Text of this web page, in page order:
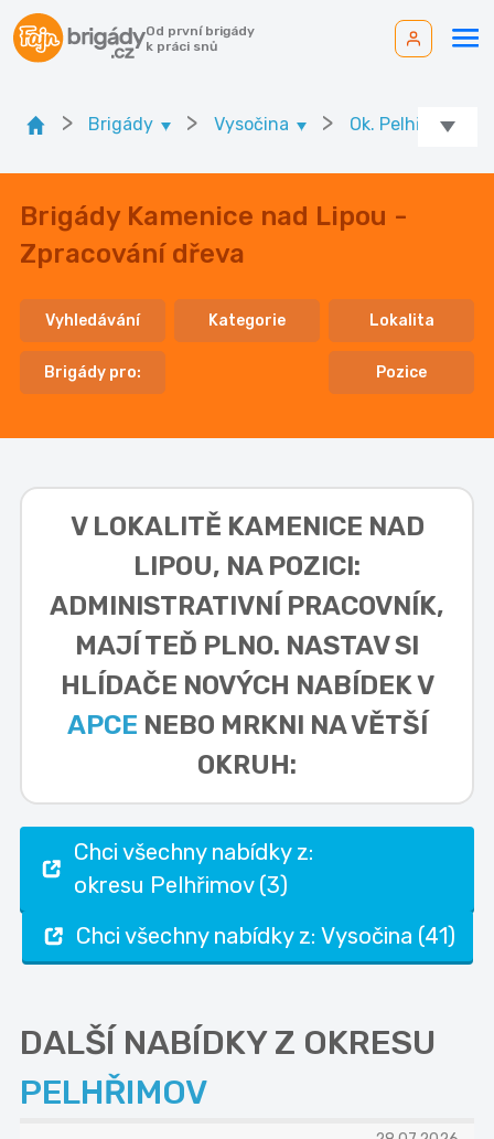
Od první brigády
k práci snů
> Brigády > Vysočina > Ok. Pelhřimov
Brigády Kamenice nad Lipou -
Zpracování dřeva
Vyhledávání Kategorie Lokalita
Brigády pro: Pozice
V LOKALITĚ KAMENICE NAD
LIPOU, NA POZICI:
ADMINISTRATIVNÍ PRACOVNÍK,
MAJÍ TEĎ PLNO. NASTAV SI
HLÍDAČE NOVÝCH NABÍDEK V
APCE NEBO MRKNI NA VĚTŠÍ
OKRUH:
Chci všechny nabídky z:
okresu Pelhřimov (3)
Chci všechny nabídky z: Vysočina (41)
DALŠÍ NABÍDKY Z OKRESU
PELHŘIMOV